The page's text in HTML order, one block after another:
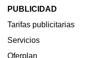
PUBLICIDAD
Tarifas publicitarias
Servicios
Oferplan